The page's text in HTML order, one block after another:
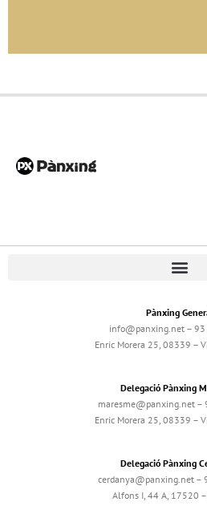
Pànxing
info@panxing.net –
Enric Morera 25, 08339 –
Delegació Pànxing
maresme@panxing.net –
Enric Morera 25, 08339 –
Delegació Pànxing
cerdanya@panxing.net –
Alfons I, 44 A, 17520 –